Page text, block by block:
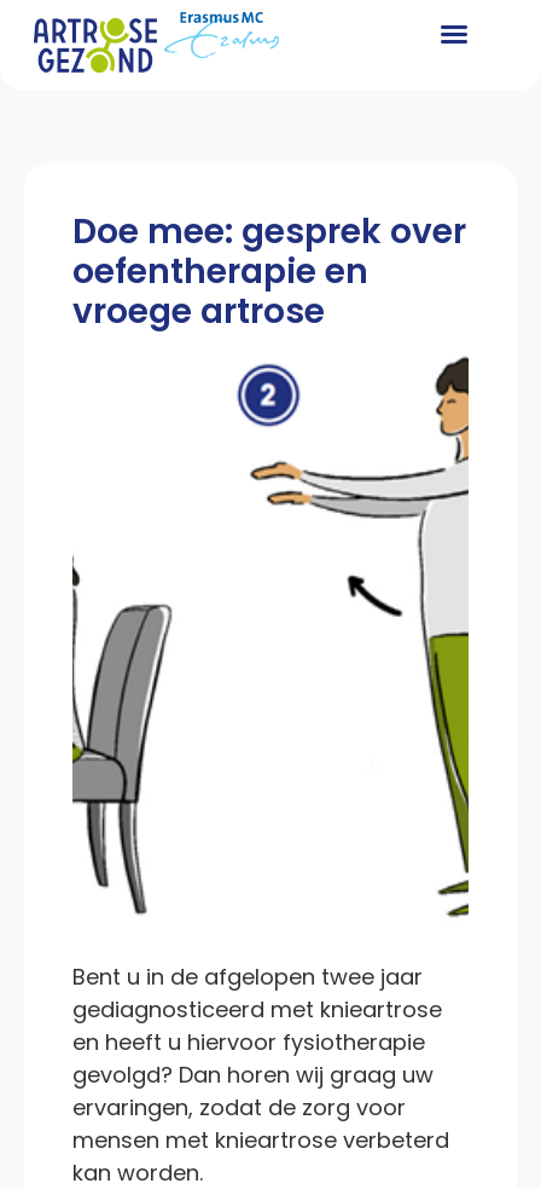
Doe mee: gesprek over
oefentherapie en
vroege artrose
Bent u in de afgelopen twee jaar
gediagnosticeerd met knieartrose
en heeft u hiervoor fysiotherapie
gevolgd? Dan horen wij graag uw
ervaringen, zodat de zorg voor
mensen met knieartrose verbeterd
kan worden.